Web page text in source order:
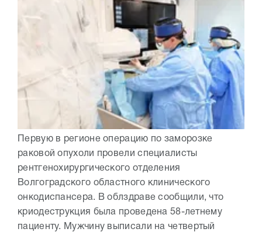
Первую в регионе операцию по заморозке
раковой опухоли провели специалисты
рентгенохирургического отделения
Волгоградского областного клинического
онкодиспансера. В облздраве сообщили, что
криодеструкция была проведена 58-летнему
пациенту. Мужчину выписали на четвертый